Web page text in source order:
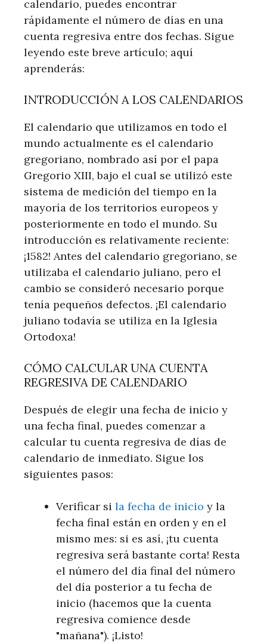
calendario, puedes encontrar
rápidamente el número de días en una
cuenta regresiva entre dos fechas. Sigue
leyendo este breve artículo; aquí
aprenderás:
INTRODUCCIÓN A LOS CALENDARIOS
El calendario que utilizamos en todo el
mundo actualmente es el calendario
gregoriano, nombrado así por el papa
Gregorio XIII, bajo el cual se utilizó este
sistema de medición del tiempo en la
mayoría de los territorios europeos y
posteriormente en todo el mundo. Su
introducción es relativamente reciente:
¡1582! Antes del calendario gregoriano, se
utilizaba el calendario juliano, pero el
cambio se consideró necesario porque
tenía pequeños defectos. ¡El calendario
juliano todavía se utiliza en la Iglesia
Ortodoxa!
CÓMO CALCULAR UNA CUENTA
REGRESIVA DE CALENDARIO
Después de elegir una fecha de inicio y
una fecha final, puedes comenzar a
calcular tu cuenta regresiva de días de
calendario de inmediato. Sigue los
siguientes pasos:
Verificar si la fecha de inicio y la
fecha final están en orden y en el
mismo mes: si es así, ¡tu cuenta
regresiva será bastante corta! Resta
el número del día final del número
del día posterior a tu fecha de
inicio (hacemos que la cuenta
regresiva comience desde
"mañana"). ¡Listo!